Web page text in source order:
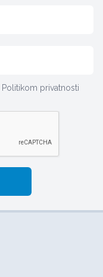
Politikom privatnosti